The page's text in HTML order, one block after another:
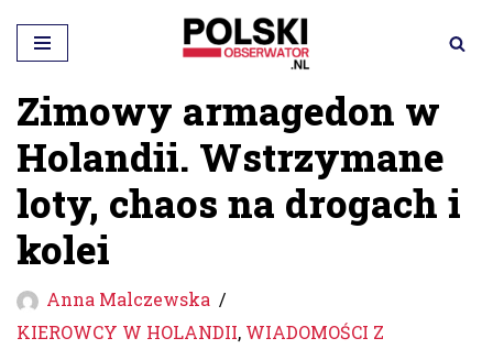
Przejdź
do
treści
Zimowy armagedon w
Holandii. Wstrzymane
loty, chaos na drogach i
kolei
Anna Malczewska
KIEROWCY W HOLANDII, WIADOMOŚCI Z